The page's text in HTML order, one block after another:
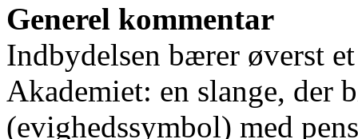
Generel kommentar
Indbydelsen bærer øverst
Akademiet: en slange, der
(evighedssymbol) med